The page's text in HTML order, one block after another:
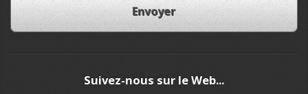
Suivez-nous sur le Web...